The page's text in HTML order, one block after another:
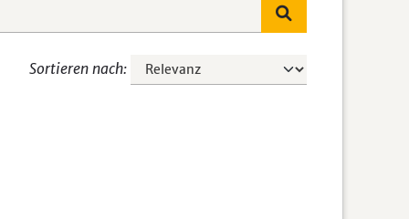
Sortieren nach